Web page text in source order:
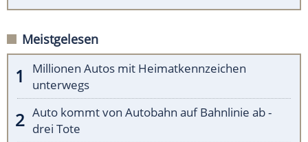
Meistgelesen
Millionen Autos mit Heimatkennzeichen
unterwegs
Auto kommt von Autobahn auf Bahnlinie ab -
drei Tote